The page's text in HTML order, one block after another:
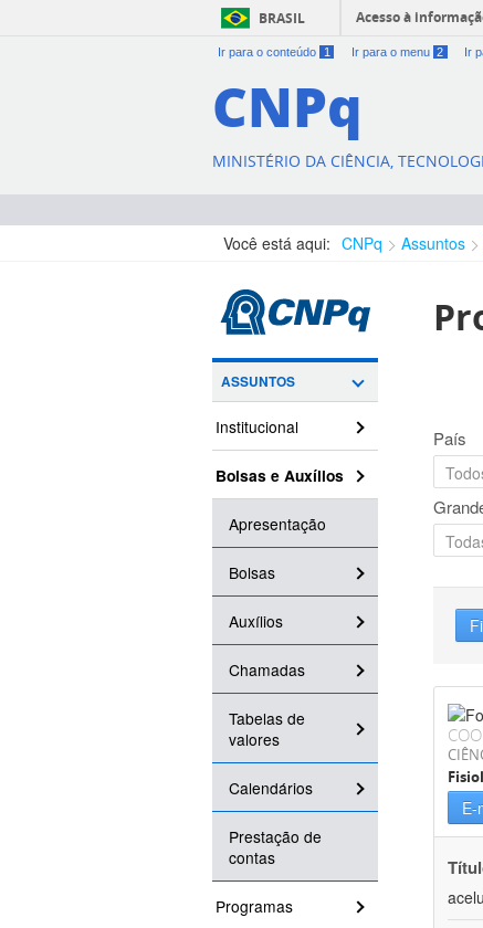
BRASIL Acesso à
Ir para o conteúdo 1 Ir para o menu 2 Ir
CNPq
MINISTÉRIO DA CIÊNCIA,
Você está aqui: CNPq Assuntos
ASSUNTOS
Institucional
Bolsas e Auxílios
Apresentação
Bolsas
Auxílios
Chamadas
Tabelas de
valores
Calendários
Prestação de
contas
Programas
País
E-